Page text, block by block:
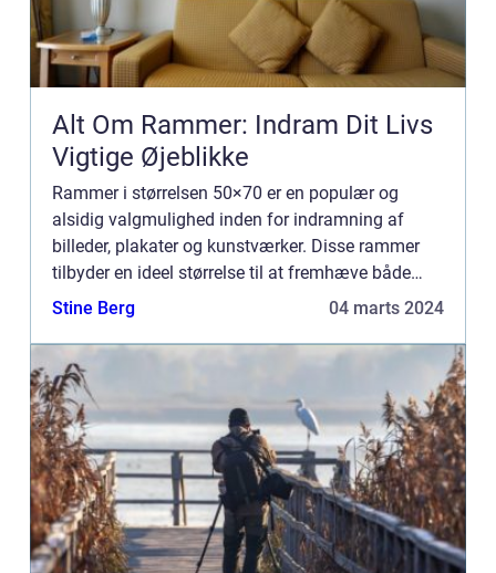
Alt Om Rammer: Indram Dit Livs
Vigtige Øjeblikke
Rammer i størrelsen 50×70 er en populær og
alsidig valgmulighed inden for indramning af
billeder, plakater og kunstværker. Disse rammer
tilbyder en ideel størrelse til at fremhæve både
mindre og mellemstore kunstværker på en effektiv
Stine Berg 04 marts 2024